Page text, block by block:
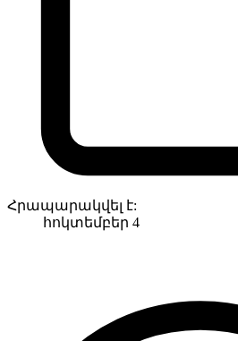
Հրապարակվել է:
հոկտեմբեր 4